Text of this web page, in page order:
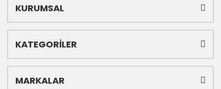
KURUMSAL
KATEGORİLER
MARKALAR